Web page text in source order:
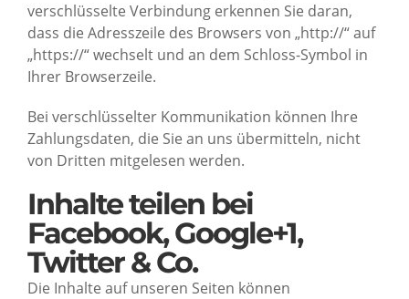
verschlüsselte Verbindung erkennen Sie daran,
dass die Adresszeile des Browsers von „http://“ auf
„https://“ wechselt und an dem Schloss-Symbol in
Ihrer Browserzeile.
Bei verschlüsselter Kommunikation können Ihre
Zahlungsdaten, die Sie an uns übermitteln, nicht
von Dritten mitgelesen werden.
Inhalte teilen bei
Facebook, Google+1,
Twitter & Co.
Die Inhalte auf unseren Seiten können